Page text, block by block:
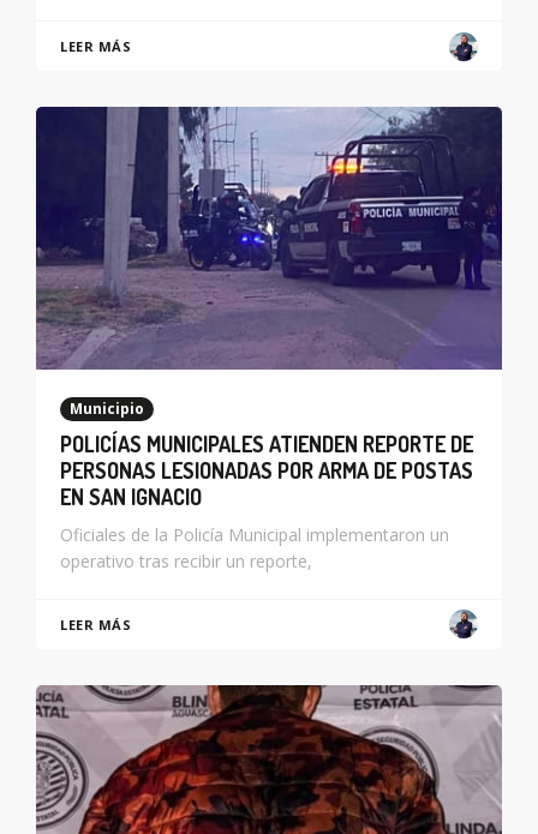
LEER MÁS
Municipio
POLICÍAS MUNICIPALES ATIENDEN REPORTE DE
PERSONAS LESIONADAS POR ARMA DE POSTAS
EN SAN IGNACIO
Oficiales de la Policía Municipal implementaron un
operativo tras recibir un reporte,
LEER MÁS